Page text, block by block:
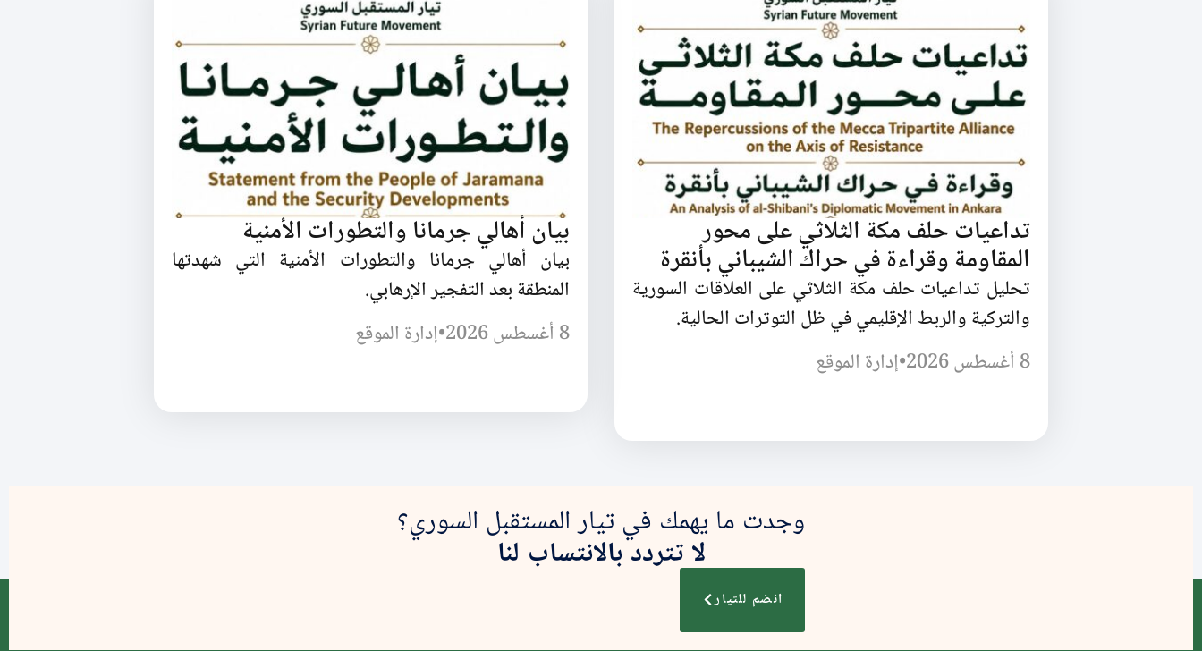
تداعيات حلف مكة الثلاثي على محور
المقاومة وقراءة في حراك الشيباني بأنقرة
تحليل تداعيات حلف مكة الثلاثي على العلاقات السورية
والتركية والربط الإقليمي في ظل التوترات الحالية.
8 أغسطس 2026
•إدارة الموقع
بيان أهالي جرمانا والتطورات الأمنية
بيان أهالي جرمانا والتطورات الأمنية التي شهدتها
المنطقة بعد التفجير الإرهابي.
8 أغسطس 2026
•إدارة الموقع
وجدت ما يهمك في تيار المستقبل السوري؟
لا تتردد بالانتساب لنا
انضم للتيار